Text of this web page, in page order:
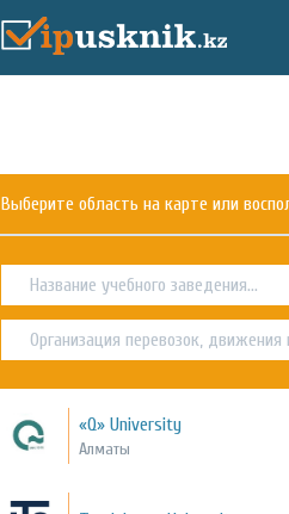
Выберите область на карте или
«Q» University
Алматы